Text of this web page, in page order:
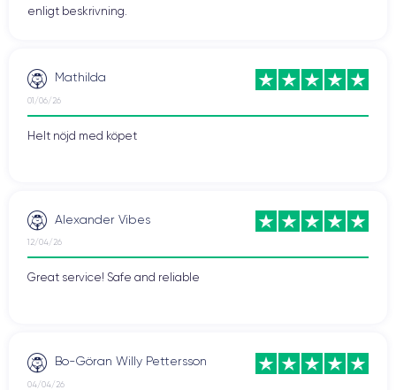
enligt beskrivning.
Mathilda
01/06/26
Helt nöjd med köpet
Alexander Vibes
12/04/26
Great service! Safe and reliable
Bo-Göran Willy Pettersson
04/04/26